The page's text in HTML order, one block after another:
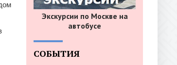
Экскурсии по Москве на
автобусе
СОБЫТИЯ